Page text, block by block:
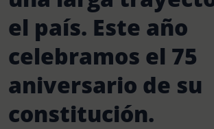
el país. Este año
celebramos el 75
aniversario de su
constitución.